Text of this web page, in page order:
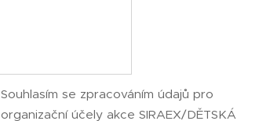
Souhlasím se zpracováním údajů pro
organizační účely akce SIRAEX/DĚTSKÁ